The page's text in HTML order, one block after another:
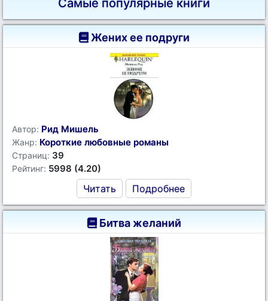
Самые популярные книги
Жених ее подруги
Автор: Рид Мишель
Жанр: Короткие любовные романы
Страниц: 39
Рейтинг: 5998 (4.20)
Читать Подробнее
Битва желаний